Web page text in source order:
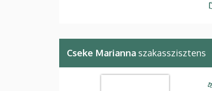
Cseke Marianna szakasszisztens